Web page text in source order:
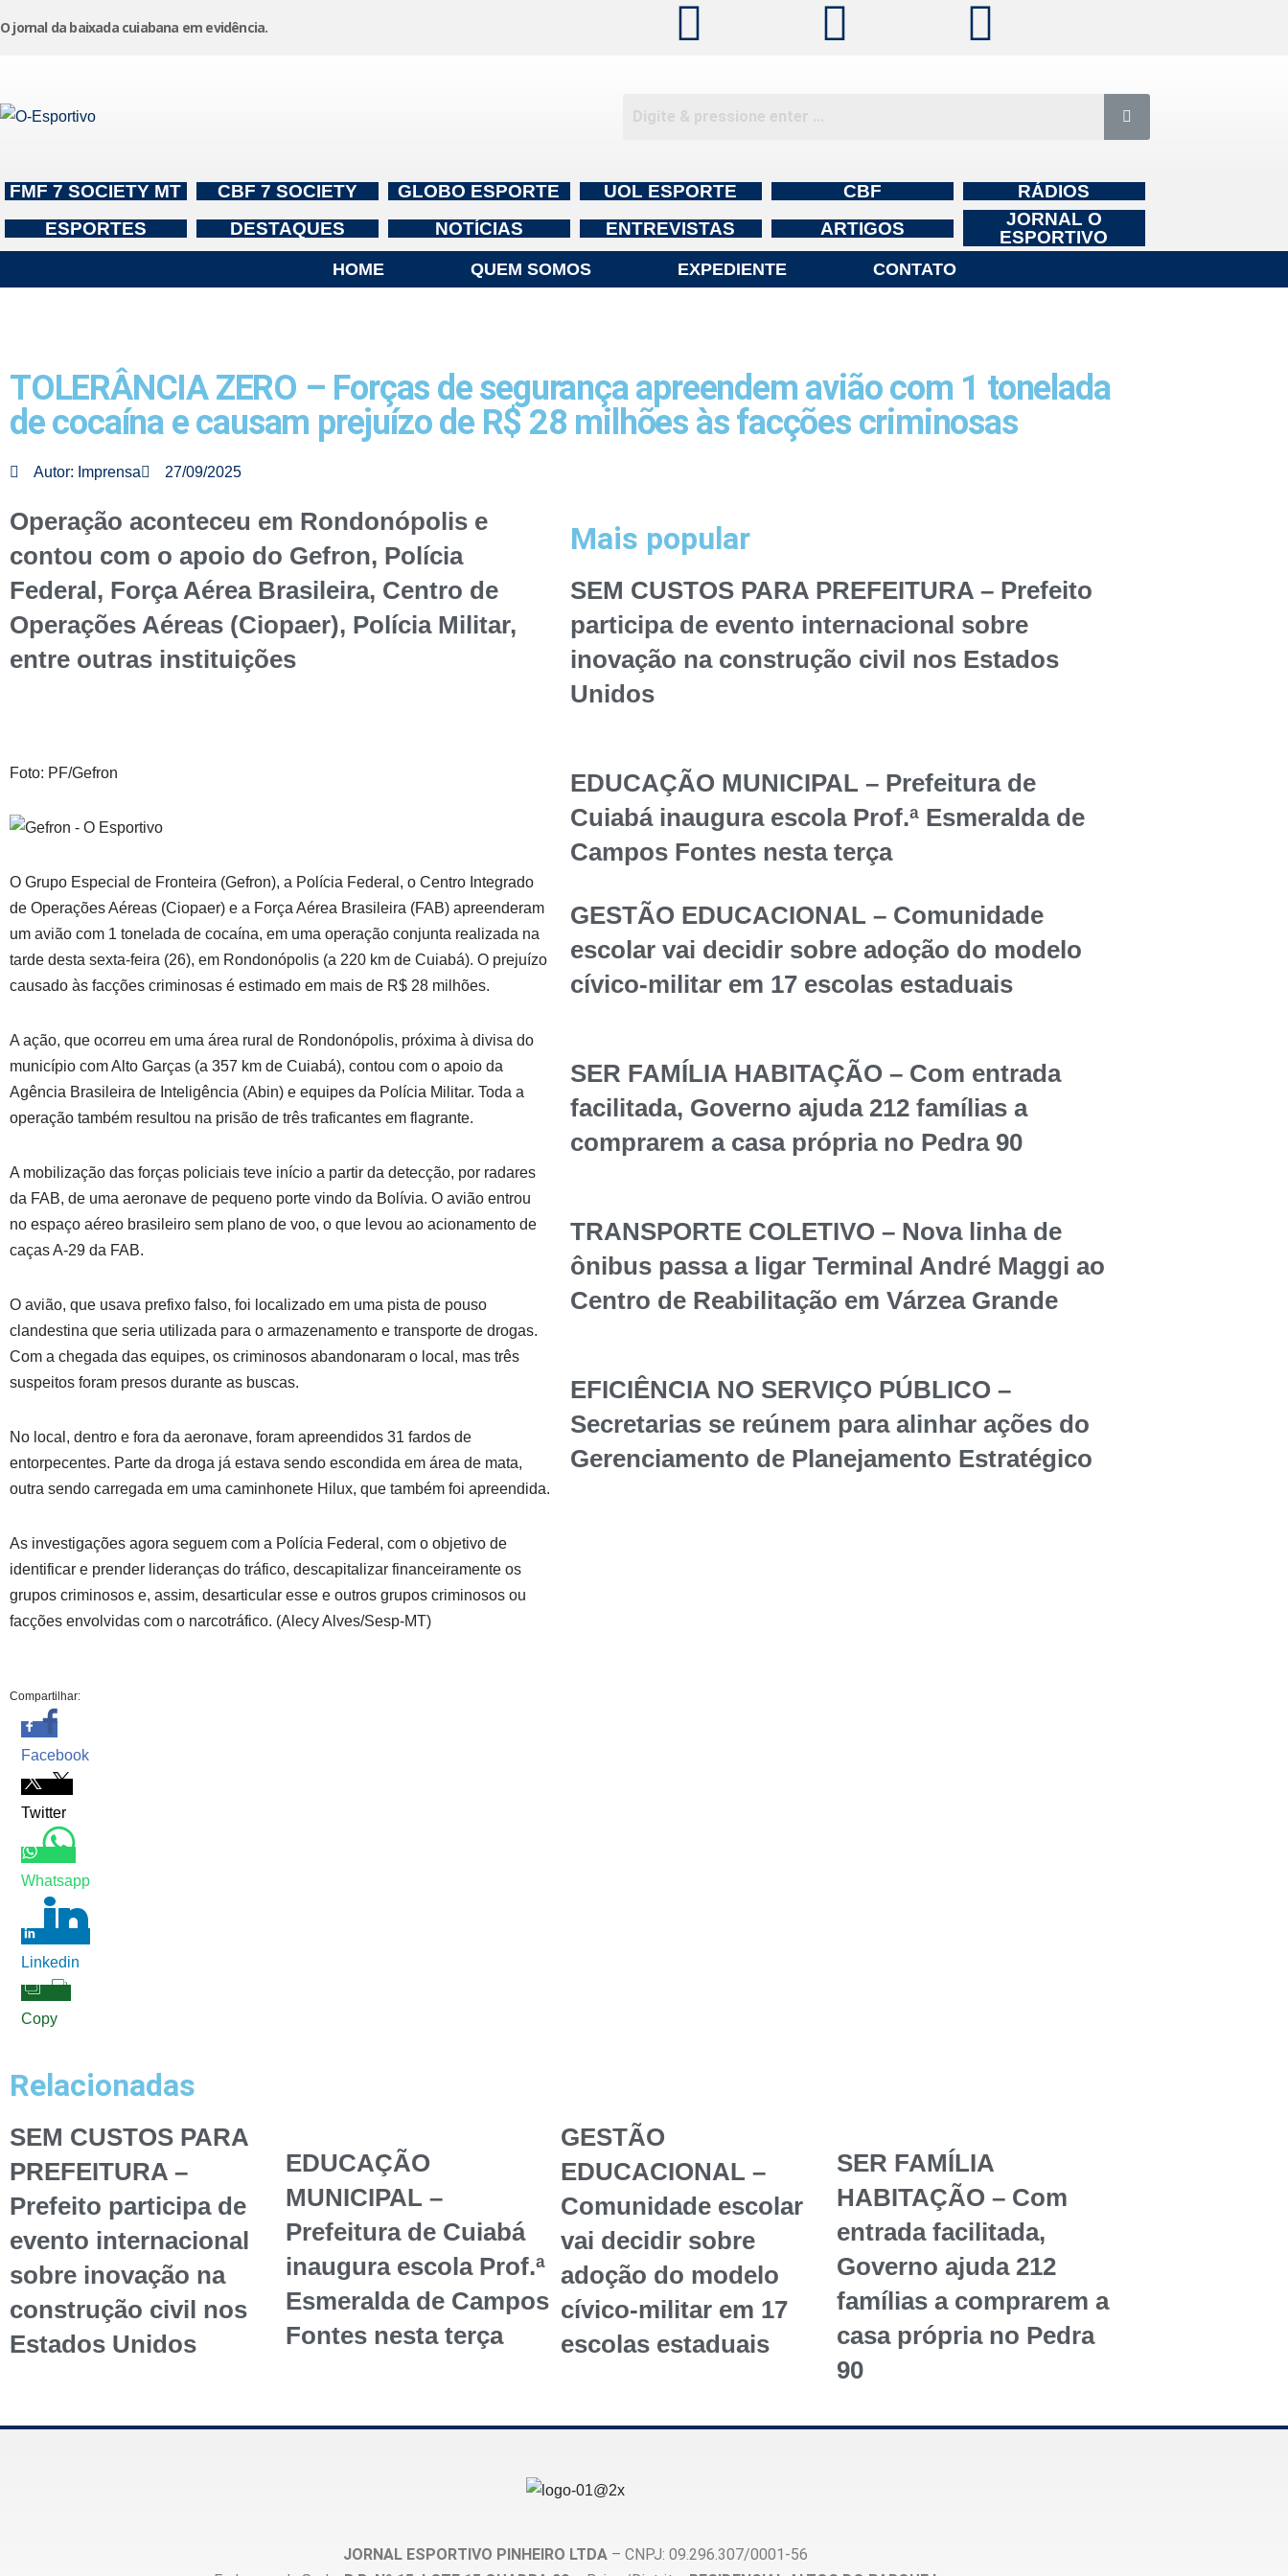
o
O jornal da baixada cuiabana em evidência.
FMF 7 SOCIETY MT CBF 7 SOCIETY GLOBO ESPORTE UOL ESPORTE CBF
RÁDIOS
ESPORTES
DESTAQUES NOTÍCIAS ENTREVISTAS ARTIGOS
JORNAL O
ESPORTIVO
HOME QUEM SOMOS EXPEDIENTE CONTATO
TOLERÂNCIA ZERO – Forças de segurança apreendem avião com 1 tonelada
de cocaína e causam prejuízo de R$ 28 milhões às facções criminosas
Autor: Imprensa 27/09/2025
Operação aconteceu em Rondonópolis e
contou com o apoio do Gefron, Polícia
Federal, Força Aérea Brasileira, Centro de
Operações Aéreas (Ciopaer), Polícia Militar,
entre outras instituições
Foto: PF/Gefron
O Grupo Especial de Fronteira (Gefron), a Polícia Federal, o Centro Integrado
de Operações Aéreas (Ciopaer) e a Força Aérea Brasileira (FAB) apreenderam
um avião com 1 tonelada de cocaína, em uma operação conjunta realizada na
tarde desta sexta-feira (26), em Rondonópolis (a 220 km de Cuiabá). O prejuízo
causado às facções criminosas é estimado em mais de R$ 28 milhões.
A ação, que ocorreu em uma área rural de Rondonópolis, próxima à divisa do
município com Alto Garças (a 357 km de Cuiabá), contou com o apoio da
Agência Brasileira de Inteligência (Abin) e equipes da Polícia Militar. Toda a
operação também resultou na prisão de três traficantes em flagrante.
A mobilização das forças policiais teve início a partir da detecção, por radares
da FAB, de uma aeronave de pequeno porte vindo da Bolívia. O avião entrou
no espaço aéreo brasileiro sem plano de voo, o que levou ao acionamento de
caças A-29 da FAB.
O avião, que usava prefixo falso, foi localizado em uma pista de pouso
clandestina que seria utilizada para o armazenamento e transporte de drogas.
Com a chegada das equipes, os criminosos abandonaram o local, mas três
suspeitos foram presos durante as buscas.
No local, dentro e fora da aeronave, foram apreendidos 31 fardos de
entorpecentes. Parte da droga já estava sendo escondida em área de mata,
outra sendo carregada em uma caminhonete Hilux, que também foi apreendida.
As investigações agora seguem com a Polícia Federal, com o objetivo de
identificar e prender lideranças do tráfico, descapitalizar financeiramente os
grupos criminosos e, assim, desarticular esse e outros grupos criminosos ou
facções envolvidas com o narcotráfico. (Alecy Alves/Sesp-MT)
Compartilhar:
Facebook
Twitter
Whatsapp
Linkedin
Copy
Mais popular
SEM CUSTOS PARA PREFEITURA – Prefeito
participa de evento internacional sobre
inovação na construção civil nos Estados
Unidos
EDUCAÇÃO MUNICIPAL – Prefeitura de
Cuiabá inaugura escola Prof.ª Esmeralda de
Campos Fontes nesta terça
GESTÃO EDUCACIONAL – Comunidade
escolar vai decidir sobre adoção do modelo
cívico-militar em 17 escolas estaduais
SER FAMÍLIA HABITAÇÃO – Com entrada
facilitada, Governo ajuda 212 famílias a
comprarem a casa própria no Pedra 90
TRANSPORTE COLETIVO – Nova linha de
ônibus passa a ligar Terminal André Maggi ao
Centro de Reabilitação em Várzea Grande
EFICIÊNCIA NO SERVIÇO PÚBLICO –
Secretarias se reúnem para alinhar ações do
Gerenciamento de Planejamento Estratégico
Relacionadas
SEM CUSTOS PARA
PREFEITURA –
Prefeito participa de
evento internacional
sobre inovação na
construção civil nos
Estados Unidos
EDUCAÇÃO
MUNICIPAL –
Prefeitura de Cuiabá
inaugura escola Prof.ª
Esmeralda de Campos
Fontes nesta terça
GESTÃO
EDUCACIONAL –
Comunidade escolar
vai decidir sobre
adoção do modelo
cívico-militar em 17
escolas estaduais
SER FAMÍLIA
HABITAÇÃO – Com
entrada facilitada,
Governo ajuda 212
famílias a comprarem a
casa própria no Pedra
90
JORNAL ESPORTIVO PINHEIRO LTDA– CNPJ: 09.296.307/0001-56